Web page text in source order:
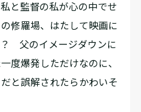
と監督の私が心の中でせ
修羅場、はたして映画に
父のイメージダウンに
度爆発しただけなのに、
と誤解されたらかわいそ